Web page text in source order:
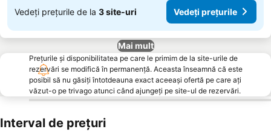
Vedeți prețurile de la 3 site-uri Vedeți prețurile
Mai mult
Prețurile și disponibilitatea pe care le primim de la site-urile de
rezervări se modifică în permanență. Aceasta înseamnă că este
posibil să nu găsiți întotdeauna exact aceeași ofertă pe care ați
văzut-o pe trivago atunci când ajungeți pe site-ul de rezervări.
Interval de prețuri